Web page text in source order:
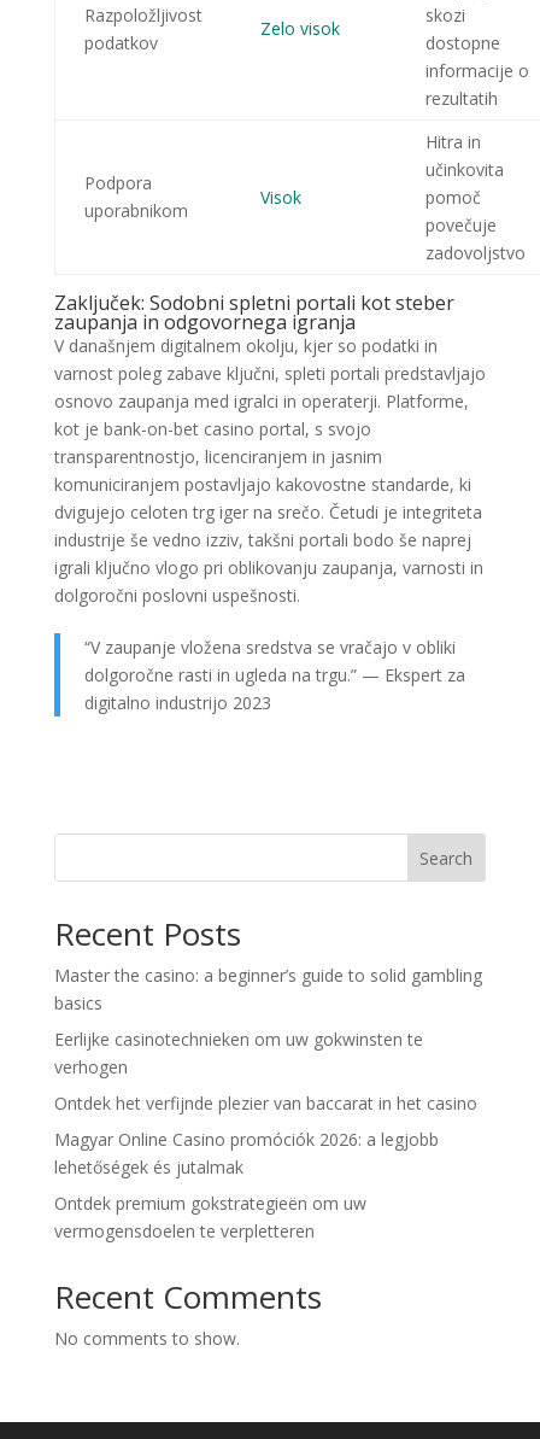
Razpoložljivost
podatkov
Zelo visok
skozi
dostopne
informacije o
rezultatih
Podpora
uporabnikom
Visok
Hitra in
učinkovita
pomoč
povečuje
zadovoljstvo
Zaključek: Sodobni spletni portali kot steber
zaupanja in odgovornega igranja
V današnjem digitalnem okolju, kjer so podatki in
varnost poleg zabave ključni, spleti portali predstavljajo
osnovo zaupanja med igralci in operaterji. Platforme,
kot je bank-on-bet casino portal, s svojo
transparentnostjo, licenciranjem in jasnim
komuniciranjem postavljajo kakovostne standarde, ki
dvigujejo celoten trg iger na srečo. Četudi je integriteta
industrije še vedno izziv, takšni portali bodo še naprej
igrali ključno vlogo pri oblikovanju zaupanja, varnosti in
dolgoročni poslovni uspešnosti.
“V zaupanje vložena sredstva se vračajo v obliki
dolgoročne rasti in ugleda na trgu.” — Ekspert za
digitalno industrijo 2023
Search
Recent Posts
Master the casino: a beginner’s guide to solid gambling
basics
Eerlijke casinotechnieken om uw gokwinsten te
verhogen
Ontdek het verfijnde plezier van baccarat in het casino
Magyar Online Casino promóciók 2026: a legjobb
lehetőségek és jutalmak
Ontdek premium gokstrategieën om uw
vermogensdoelen te verpletteren
Recent Comments
No comments to show.